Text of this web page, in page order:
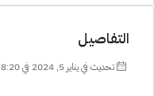
التفاصيل
تحديث في يناير 5, 2024 في 8:20 م